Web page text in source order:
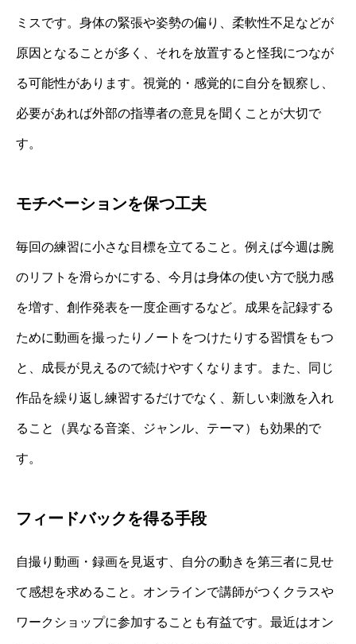
ミスです。身体の緊張や姿勢の偏り、柔軟性不足などが
原因となることが多く、それを放置すると怪我につなが
る可能性があります。視覚的・感覚的に自分を観察し、
必要があれば外部の指導者の意見を聞くことが大切で
す。
モチベーションを保つ工夫
毎回の練習に小さな目標を立てること。例えば今週は腕
のリフトを滑らかにする、今月は身体の使い方で脱力感
を増す、創作発表を一度企画するなど。成果を記録する
ために動画を撮ったりノートをつけたりする習慣をもつ
と、成長が見えるので続けやすくなります。また、同じ
作品を繰り返し練習するだけでなく、新しい刺激を入れ
ること（異なる音楽、ジャンル、テーマ）も効果的で
す。
フィードバックを得る手段
自撮り動画・録画を見返す、自分の動きを第三者に見せ
て感想を求めること。オンラインで講師がつくクラスや
ワークショップに参加することも有益です。最近はオン